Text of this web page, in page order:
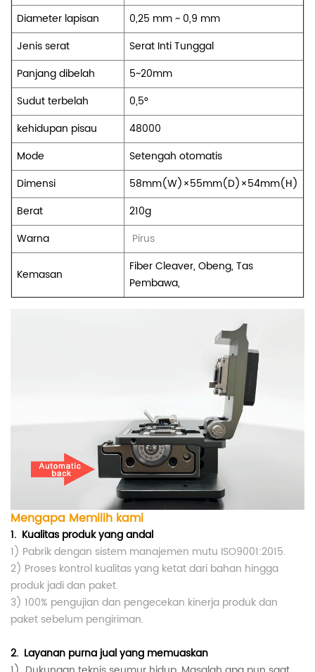
Diameter lapisan
0,25 mm ~ 0,9 mm
Jenis serat
Serat Inti Tunggal
Panjang dibelah
5~20mm
Sudut terbelah
0,5°
kehidupan pisau
48000
Mode
Setengah otomatis
Dimensi
58mm(W)×55mm(D)×54mm(H)
Berat
210g
Warna
Pirus
Kemasan
Fiber Cleaver, Obeng, Tas
Pembawa,
Mengapa Memilih kami
1. Kualitas produk yang andal
1) Pabrik dengan sistem manajemen mutu ISO9001:2015.
2) Proses kontrol kualitas yang ketat dari bahan hingga
produk jadi dan paket.
3) 100% pengujian dan pengecekan kinerja produk dan
paket sebelum pengiriman.
2. Layanan purna jual yang memuaskan